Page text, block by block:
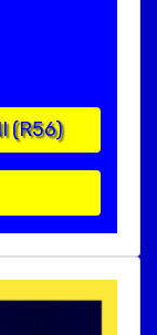
(R56)